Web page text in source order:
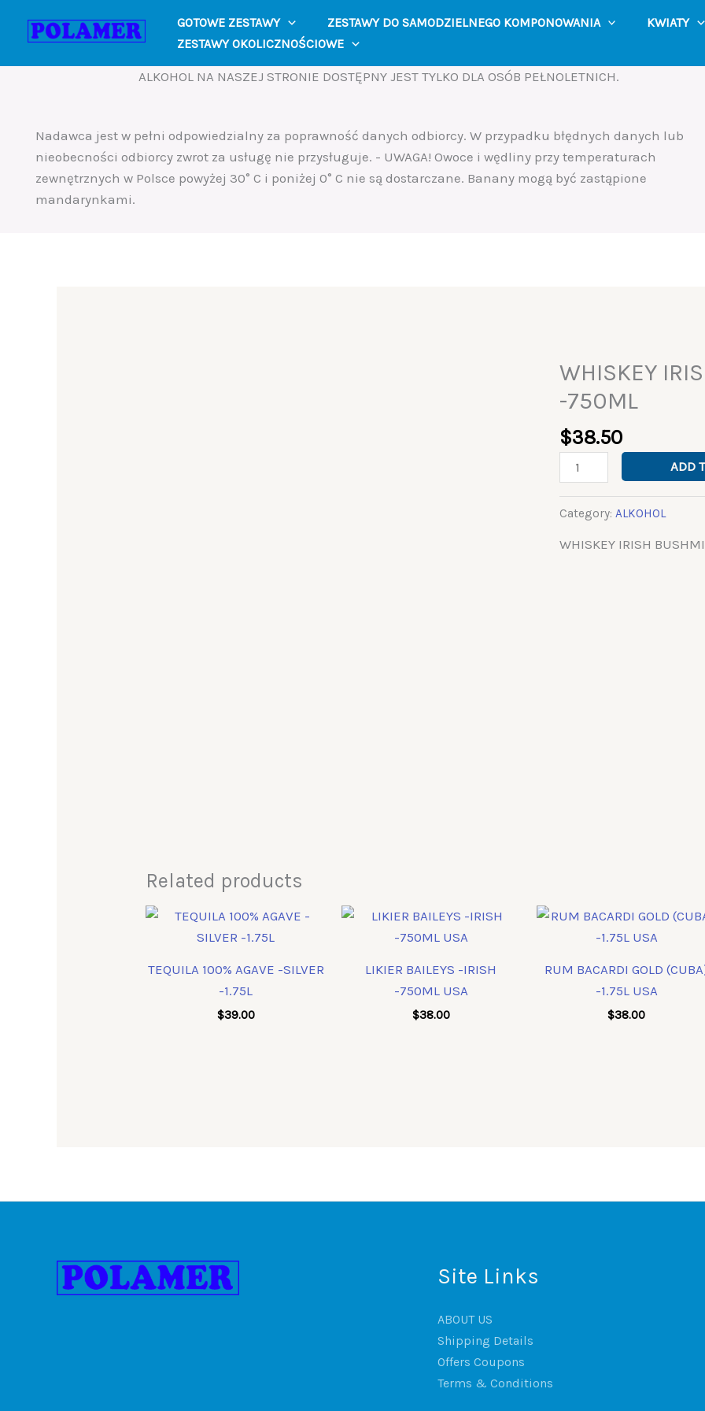
GOTOWE ZESTAWY ZESTAWY DO SAMODZIELNEGO KOMPONOWANIA
KWIATY
ZESTAWY OKOLICZNOŚCIOWE
ALKOHOL NA NASZEJ STRONIE DOSTĘPNY JEST TYLKO DLA OSÓB PEŁNOLETNICH.
Nadawca jest w pełni odpowiedzialny za poprawność danych odbiorcy. W przypadku błędnych danych lub
nieobecności odbiorcy zwrot za usługę nie przysługuje. - UWAGA! Owoce i wędliny przy temperaturach
zewnętrznych w Polsce powyżej 30° C i poniżej 0° C nie są dostarczane. Banany mogą być zastąpione
mandarynkami.
WHISKEY
-750ML
$38.50
WHISKEY
BUSHMILLS
-750ML
quantity
ADD
Category: ALKOHOL
WHISKEY IRISH
Related products
TEQUILA 100% AGAVE -SILVER
-1.75L
$39.00
LIKIER BAILEYS -IRISH
-750ML USA
$38.00
RUM BACARDI GOLD
-1.75L USA
$38.00
Site Links
ABOUT US
Shipping Details
Offers Coupons
Terms & Conditions